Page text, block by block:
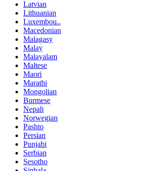
Latvian
Lithuanian
Luxembou..
Macedonian
Malagasy
Malay
Malayalam
Maltese
Maori
Marathi
Mongolian
Burmese
Nepali
Norwegian
Pashto
Persian
Punjabi
Serbian
Sesotho